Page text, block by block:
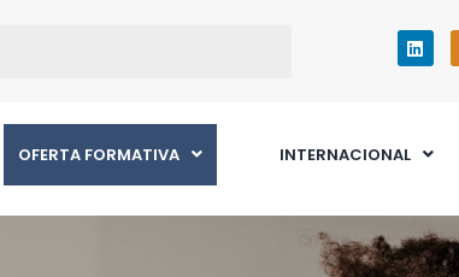
OFERTA FORMATIVA INTERNACIONAL